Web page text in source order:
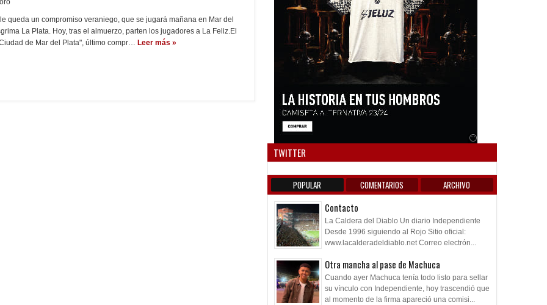
queda un compromiso veraniego, que se jugará mañana en Mar del
La Plata. Hoy, tras el almuerzo, parten los jugadores a La Feliz.El
de Mar del Plata", último compr… Leer más »
TWITTER
POPULAR COMENTARIOS ARCHIVO
Contacto
La Caldera del Diablo Un diario Independiente
Desde 1996 siguiendo al Rojo Sitio oficial:
www.lacalderadeldiablo.net Correo electrón...
Otra mancha al pase de Machuca
Cuando ayer Machuca tenía todo listo para sellar
su vínculo con Independiente, hoy trascendió que
al momento de la firma apareció una comisi...